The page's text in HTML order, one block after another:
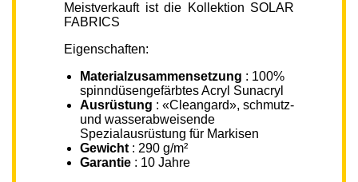
Meistverkauft ist die Kollektion SOLAR
FABRICS
Eigenschaften:
Materialzusammensetzung : 100%
spinndüsengefärbtes Acryl Sunacryl
Ausrüstung : «Cleangard», schmutz-
und wasserabweisende
Spezialausrüstung für Markisen
Gewicht : 290 g/m²
Garantie : 10 Jahre